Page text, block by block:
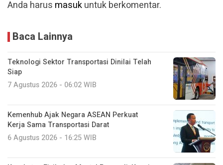
Anda harus masukuntuk berkomentar.
Baca Lainnya
Teknologi Sektor Transportasi Dinilai Telah
Siap
7 Agustus 2026 - 06:02 WIB
Kemenhub Ajak Negara ASEAN Perkuat
Kerja Sama Transportasi Darat
6 Agustus 2026 - 16:25 WIB